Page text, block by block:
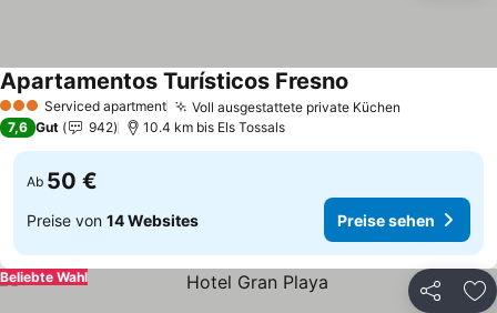
3 SterneServiced apartment Voll ausgestattete private Küchen
Apartamentos Turísticos Fresno
7,6 Gut 942 10.4 km bis Els Tossals
Ab 50 €
Preise von 14 Websites Preise sehen
Teilen
Beliebte Wahl